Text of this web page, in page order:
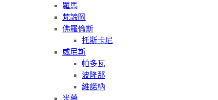
羅馬
梵諦岡
佛羅倫斯
托斯卡尼
威尼斯
帕多瓦
波隆那
維諾納
米蘭